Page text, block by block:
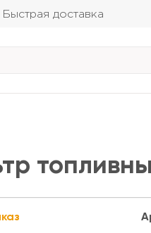
Быстрая доставка